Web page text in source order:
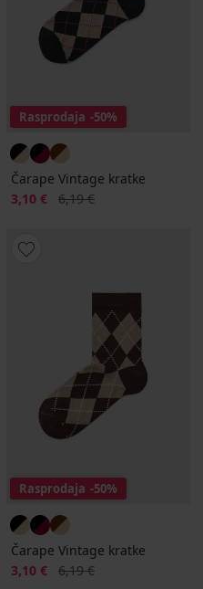
Rasprodaja -50%
Čarape Vintage kratke
Popust
3,10 € Prvobitna cijena
6,19 €
Rasprodaja -50%
Čarape Vintage kratke
Popust
3,10 € Prvobitna cijena
6,19 €